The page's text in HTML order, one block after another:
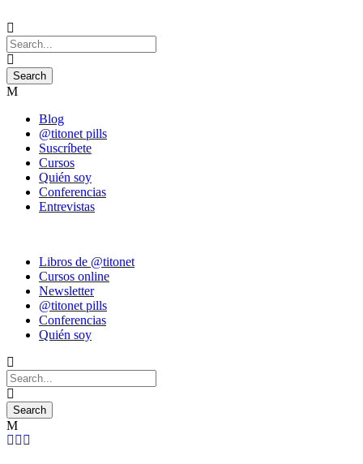
Blog
@titonet pills
Suscríbete
Cursos
Quién soy
Conferencias
Entrevistas
Libros de @titonet
Cursos online
Newsletter
@titonet pills
Conferencias
Quién soy